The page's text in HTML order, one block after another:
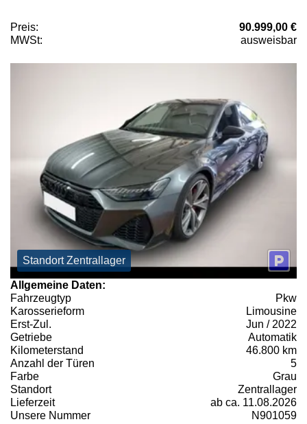
Preis:
90.999,00 €
MWSt:
ausweisbar
Standort Zentrallager
Allgemeine Daten:
Fahrzeugtyp
Pkw
Karosserieform
Limousine
Erst-Zul.
Jun / 2022
Getriebe
Automatik
Kilometerstand
46.800 km
Anzahl der Türen
5
Farbe
Grau
Standort
Zentrallager
Lieferzeit
ab ca. 11.08.2026
Unsere Nummer
N901059